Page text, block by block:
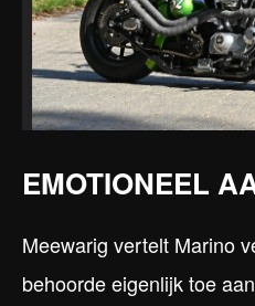
EMOTIONEEL
Meewarig vertelt Marino
behoorde eigenlijk toe